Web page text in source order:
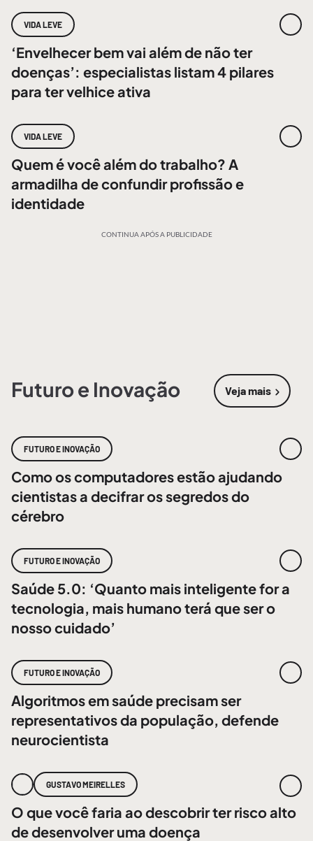
VIDA LEVE
‘Envelhecer bem vai além de não ter
doenças’: especialistas listam 4 pilares
para ter velhice ativa
VIDA LEVE
Quem é você além do trabalho? A
armadilha de confundir profissão e
identidade
CONTINUA APÓS A PUBLICIDADE
Futuro e Inovação Veja mais
sobre
FUTURO E INOVAÇÃO
Como os computadores estão ajudando
cientistas a decifrar os segredos do
cérebro
FUTURO E INOVAÇÃO
Saúde 5.0: ‘Quanto mais inteligente for a
tecnologia, mais humano terá que ser o
nosso cuidado’
FUTURO E INOVAÇÃO
Algoritmos em saúde precisam ser
representativos da população, defende
neurocientista
GUSTAVO MEIRELLES
O que você faria ao descobrir ter risco alto
de desenvolver uma doença